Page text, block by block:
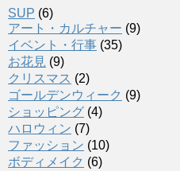
SUP (6)
アート・カルチャー (9)
イベント・行事 (35)
お花見 (9)
クリスマス (2)
ゴールデンウィーク (9)
ショッピング (4)
ハロウィン (7)
ファッション (10)
ボディメイク (6)